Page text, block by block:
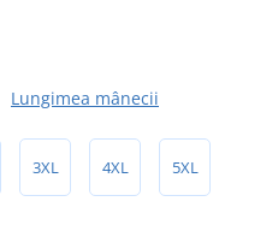
Lungimea mânecii
3XL 4XL 5XL